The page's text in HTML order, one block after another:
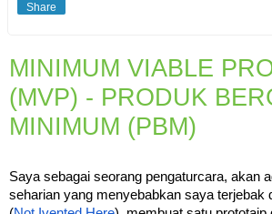
Share
MINIMUM VIABLE
(MVP) - PRODUK
MINIMUM (PBM)
Saya sebagai seorang pengaturcara, akan
seharian yang menyebabkan saya terjebak